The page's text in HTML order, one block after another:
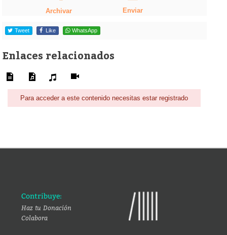
Archivar Enviar
Tweet Like WhatsApp
Enlaces relacionados
Para acceder a este contenido necesitas estar registrado
Contribuye:
Haz tu Donación
Colabora